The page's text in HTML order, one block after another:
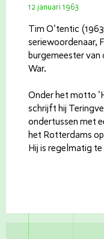
12 januari 1963
Tim O'tentic
seriewoordenaar,
burgemeester van
War.
Onder het motto
schrijft hij
ondertussen met
het Rotterdams
Hij is regelmatig te